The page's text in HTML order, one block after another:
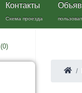
Контакты
Схема проезда
(0)